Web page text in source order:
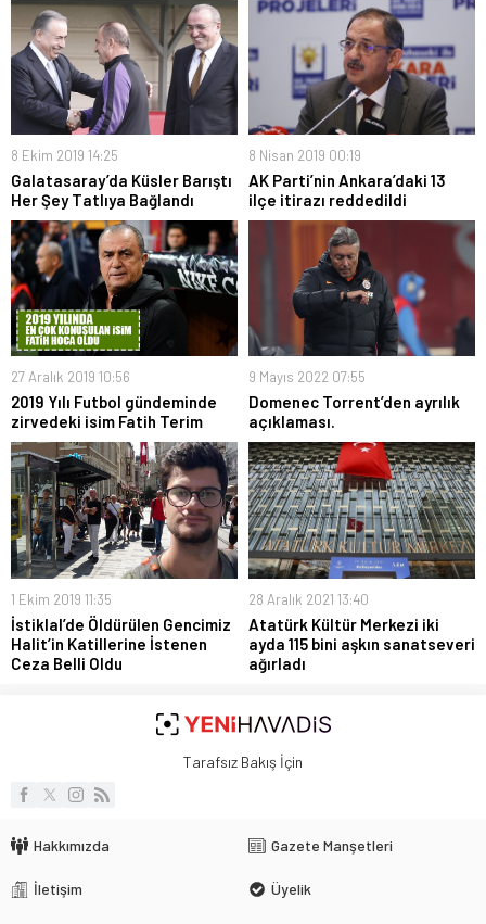
8 Ekim 2019 14:25
Galatasaray’da Küsler Barıştı
Her Şey Tatlıya Bağlandı
8 Nisan 2019 00:19
AK Parti’nin Ankara’daki 13
ilçe itirazı reddedildi
27 Aralık 2019 10:56
2019 Yılı Futbol gündeminde
zirvedeki isim Fatih Terim
9 Mayıs 2022 07:55
Domenec Torrent’den ayrılık
açıklaması.
1 Ekim 2019 11:35
İstiklal’de Öldürülen Gencimiz
Halit’in Katillerine İstenen
Ceza Belli Oldu
28 Aralık 2021 13:40
Atatürk Kültür Merkezi iki
ayda 115 bini aşkın sanatseveri
ağırladı
Tarafsız Bakış İçin
Hakkımızda Gazete Manşetleri
İletişim Üyelik